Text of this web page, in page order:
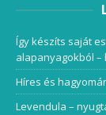
Így készíts saját
alapanyagokból
Híres és
Levendula –